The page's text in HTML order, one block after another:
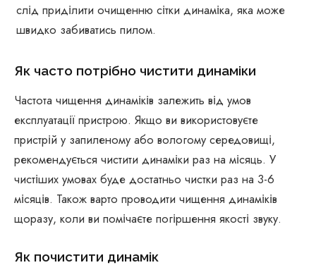
слід приділити очищенню сітки динаміка, яка може
швидко забиватись пилом.
Як часто потрібно чистити динаміки
Частота чищення динаміків залежить від умов
експлуатації пристрою. Якщо ви використовуєте
пристрій у запиленому або вологому середовищі,
рекомендується чистити динаміки раз на місяць. У
чистіших умовах буде достатньо чистки раз на 3-6
місяців. Також варто проводити чищення динаміків
щоразу, коли ви помічаєте погіршення якості звуку.
Як почистити динамік